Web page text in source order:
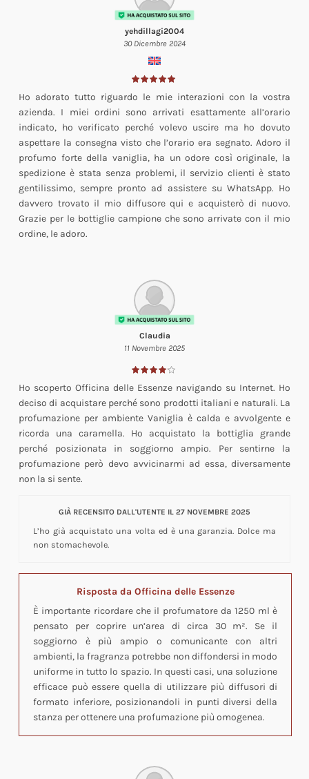
yehdillagi2004
30 Dicembre 2024
Ho adorato tutto riguardo le mie interazioni con la vostra
azienda. I miei ordini sono arrivati esattamente all’orario
indicato, ho verificato perché volevo uscire ma ho dovuto
aspettare la consegna visto che l’orario era segnato. Adoro il
profumo forte della vaniglia, ha un odore così originale, la
spedizione è stata senza problemi, il servizio clienti è stato
gentilissimo, sempre pronto ad assistere su WhatsApp. Ho
davvero trovato il mio diffusore qui e acquisterò di nuovo.
Grazie per le bottiglie campione che sono arrivate con il mio
ordine, le adoro.
Claudia
11 Novembre 2025
Ho scoperto Officina delle Essenze navigando su Internet. Ho
deciso di acquistare perché sono prodotti italiani e naturali. La
profumazione per ambiente Vaniglia è calda e avvolgente e
ricorda una caramella. Ho acquistato la bottiglia grande
perché posizionata in soggiorno ampio. Per sentirne la
profumazione però devo avvicinarmi ad essa, diversamente
non la si sente.
GIÀ RECENSITO DALL'UTENTE IL 27 NOVEMBRE 2025
L’ho già acquistato una volta ed è una garanzia. Dolce ma
non stomachevole.
Risposta da Officina delle Essenze
È importante ricordare che il profumatore da 1250 ml è
pensato per coprire un’area di circa 30 m². Se il
soggiorno è più ampio o comunicante con altri
ambienti, la fragranza potrebbe non diffondersi in modo
uniforme in tutto lo spazio. In questi casi, una soluzione
efficace può essere quella di utilizzare più diffusori di
formato inferiore, posizionandoli in punti diversi della
stanza per ottenere una profumazione più omogenea.